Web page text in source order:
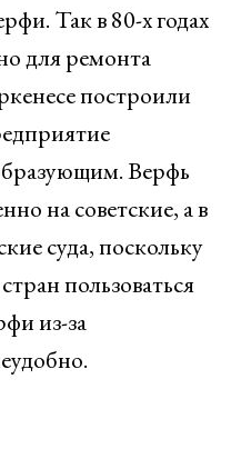
Так в 80-х годах
для ремонта
построили
Верфь
на советские, а в
суда, поскольку
пользоваться
из-за